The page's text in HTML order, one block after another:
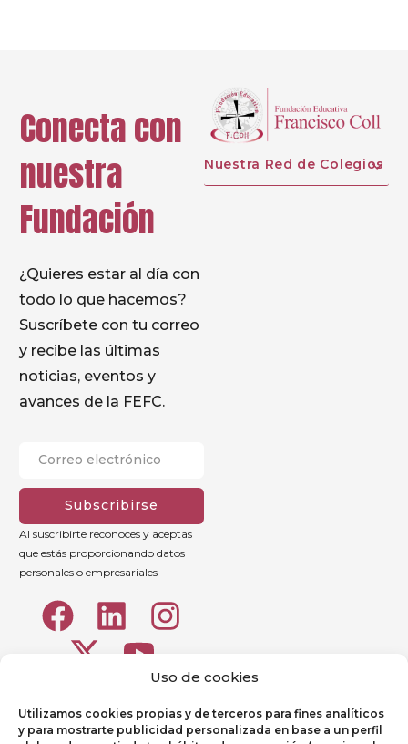
Uso de cookies
Utilizamos cookies propias y de terceros para fines analíticos
y para mostrarte publicidad personalizada en base a un perfil
Conecta con
nuestra
Fundación
¿Quieres estar al día con
todo lo que hacemos?
Suscríbete con tu correo
y recibe las últimas
noticias, eventos y
avances de la FEFC.
Subscribirse
Al suscribirte reconoces y aceptas
que estás proporcionando datos
personales o empresariales
Nuestra Red de Colegios